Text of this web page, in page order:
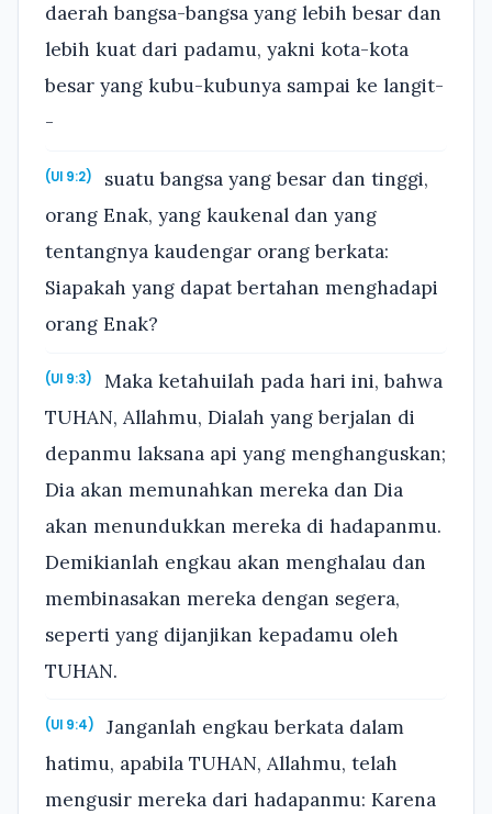
daerah bangsa-bangsa yang lebih besar dan
lebih kuat dari padamu, yakni kota-kota
besar yang kubu-kubunya sampai ke langit-
-
(Ul 9:2)
suatu bangsa yang besar dan tinggi,
orang Enak, yang kaukenal dan yang
tentangnya kaudengar orang berkata:
Siapakah yang dapat bertahan menghadapi
orang Enak?
(Ul 9:3)
Maka ketahuilah pada hari ini, bahwa
TUHAN, Allahmu, Dialah yang berjalan di
depanmu laksana api yang menghanguskan;
Dia akan memunahkan mereka dan Dia
akan menundukkan mereka di hadapanmu.
Demikianlah engkau akan menghalau dan
membinasakan mereka dengan segera,
seperti yang dijanjikan kepadamu oleh
TUHAN.
(Ul 9:4)
Janganlah engkau berkata dalam
hatimu, apabila TUHAN, Allahmu, telah
mengusir mereka dari hadapanmu: Karena